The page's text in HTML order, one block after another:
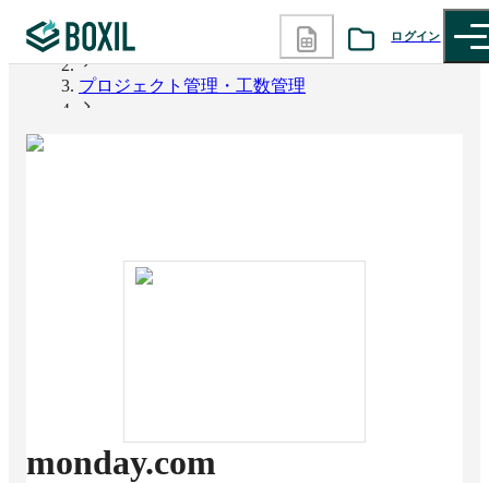
ログイン
カテゴリから探す
BOXILの使い方ガイド
BOXIL
プロジェクト管理・工数管理
monday.com